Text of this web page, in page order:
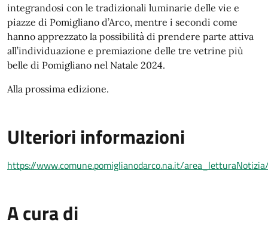
integrandosi con le tradizionali luminarie delle vie e
piazze di Pomigliano d’Arco, mentre i secondi come
hanno apprezzato la possibilità di prendere parte attiva
all’individuazione e premiazione delle tre vetrine più
belle di Pomigliano nel Natale 2024.
Alla prossima edizione.
Ulteriori informazioni
https://www.comune.pomiglianodarco.na.it/
A cura di